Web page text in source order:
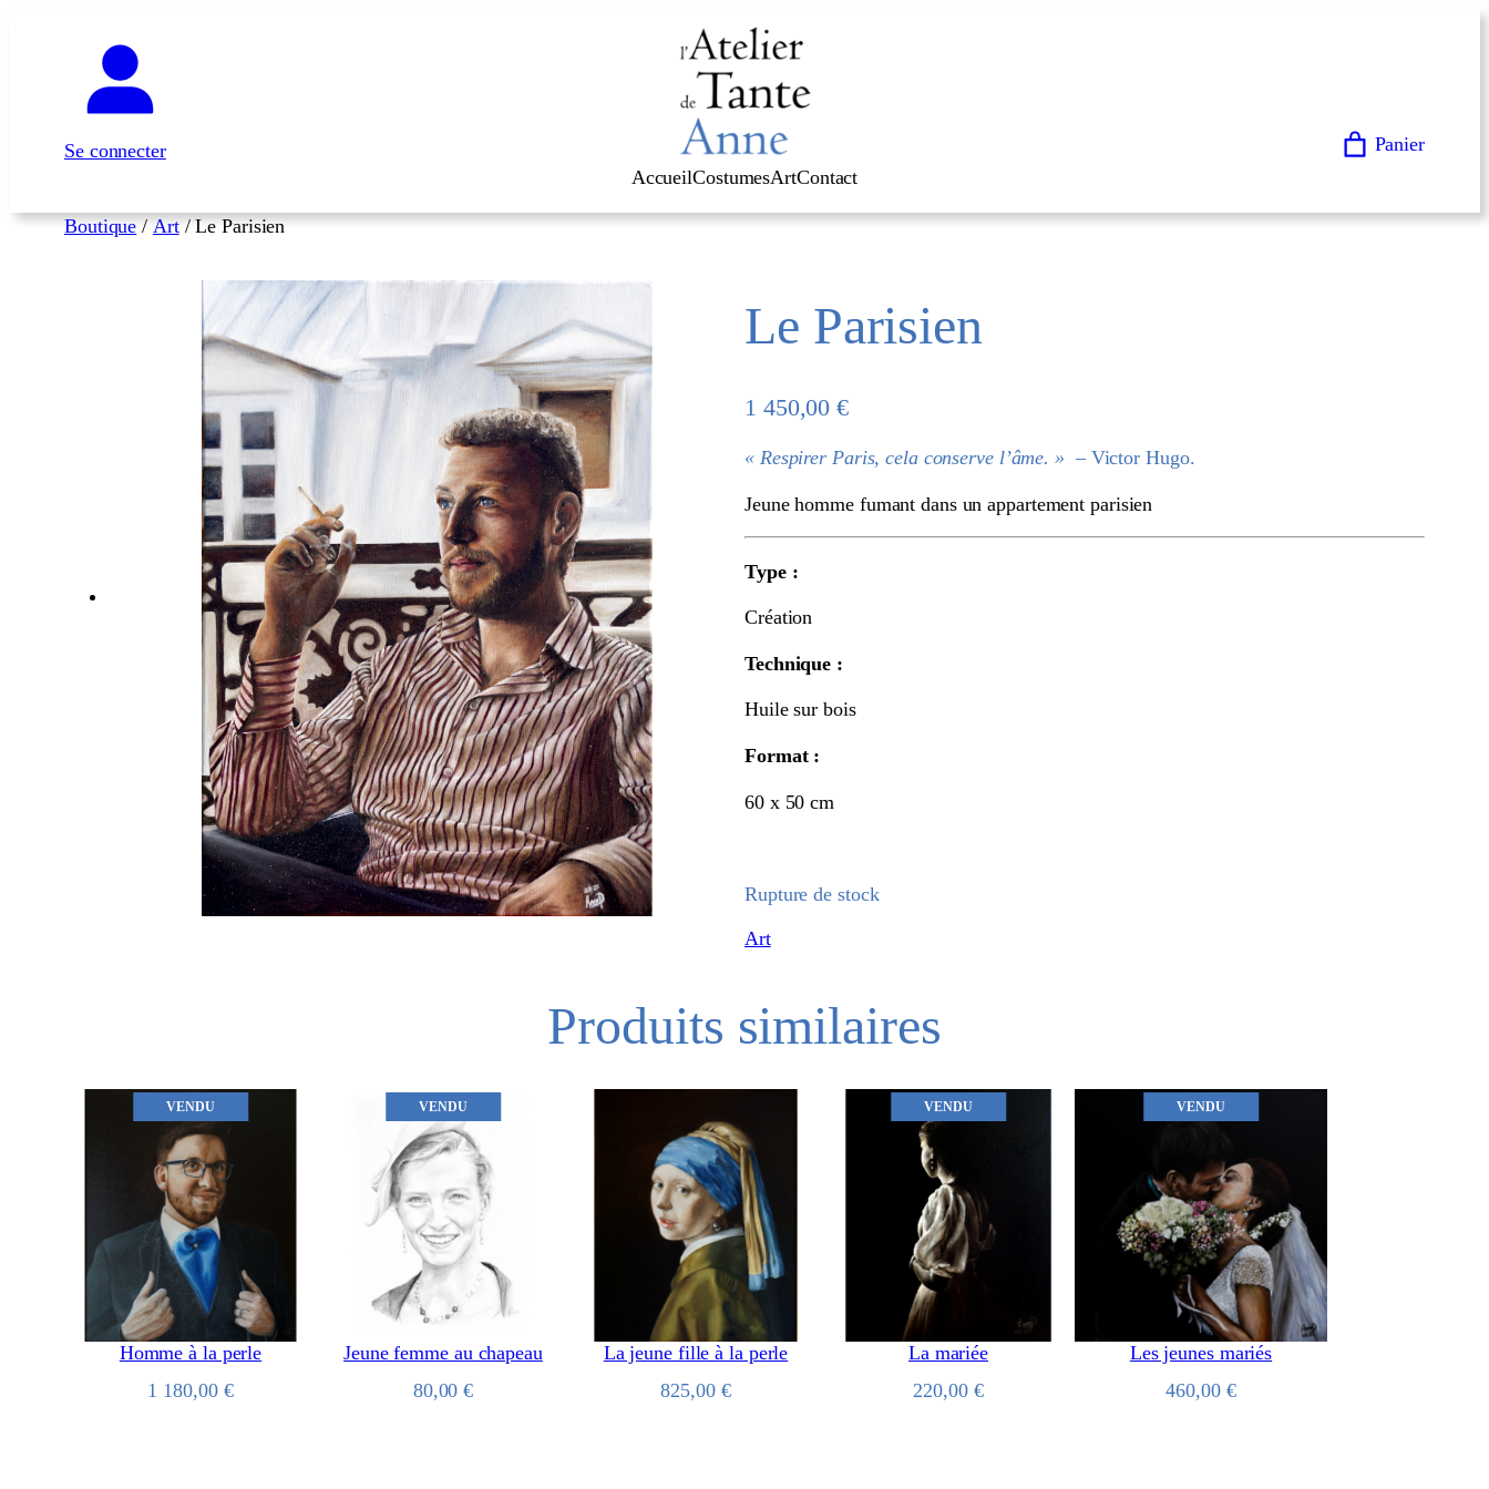
Se connecter
Panier
AccueilCostumesArtContact
Boutique/Art/ Le Parisien
Le Parisien
1 450,00€
« Respirer Paris, cela conserve l’âme. » – Victor Hugo.
Jeune homme fumant dans un appartement parisien
Type :
Création
Technique :
Huile sur bois
Format :
60 x 50 cm
Rupture de stock
Art
Produits similaires
VENDU
Homme à la perle
1 180,00 €
VENDU
Jeune femme au chapeau
80,00€
La jeune fille à la perle
825,00 €
VENDU
La mariée
220,00 €
VENDU
Les jeunes mariés
460,00 €